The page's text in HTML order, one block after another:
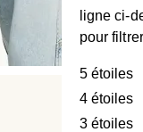
ligne ci-
pour
5 étoiles
4 étoiles
3 étoiles